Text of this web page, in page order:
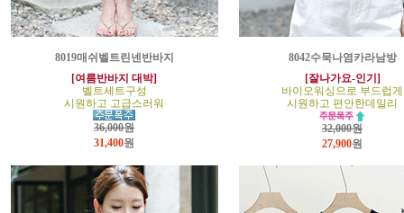
8019매쉬벨트린넨반바지
[여름반바지 대박]
벨트세트구성
시원하고 고급스러워
36,000원
31,400원
8042수묵나염카라남방
[잘나가요-인기]
바이오워싱으로 부드럽게
시원하고 편안한데일리
32,000원
27,900원